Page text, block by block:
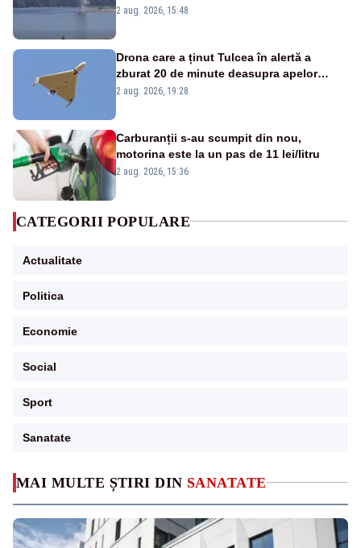
MAI MULTE ȘTIRI DIN SANATATE
detonările luni – VIDEO
2 aug. 2026, 15:48
Drona care a ținut Tulcea în alertă a
zburat 20 de minute deasupra apelor
României. Au fost ridicate două F-16
2 aug. 2026, 19:28
Carburanții s-au scumpit din nou,
motorina este la un pas de 11 lei/litru
2 aug. 2026, 15:36
CATEGORII POPULARE
Actualitate
Politica
Economie
Social
Sport
Sanatate